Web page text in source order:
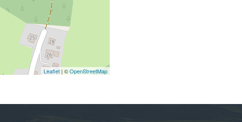
Leaflet| ©OpenStreetMap